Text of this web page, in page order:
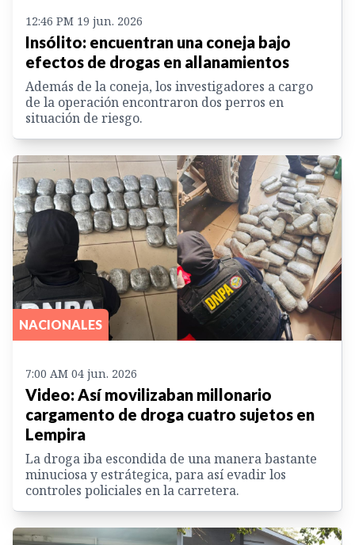
12:46 PM 19 jun. 2026
Insólito: encuentran una coneja bajo
efectos de drogas en allanamientos
Además de la coneja, los investigadores a cargo
de la operación encontraron dos perros en
situación de riesgo.
NACIONALES
7:00 AM 04 jun. 2026
Video: Así movilizaban millonario
cargamento de droga cuatro sujetos en
Lempira
La droga iba escondida de una manera bastante
minuciosa y estrátegica, para así evadir los
controles policiales en la carretera.